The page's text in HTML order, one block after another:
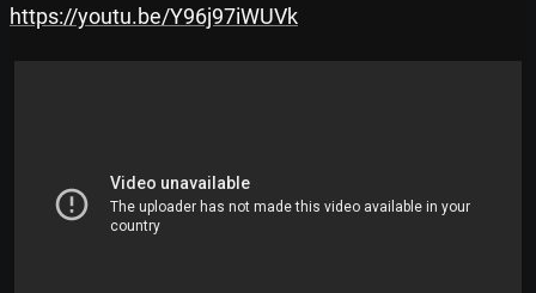
https://youtu.be/Y96j97iWUVk